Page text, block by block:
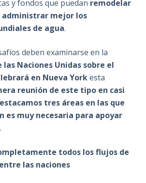
y fondos que puedan remodelar
administrar mejor los
de agua.
deben examinarse en la
las Naciones Unidas sobre el
en Nueva Yorkesta
reunión de este tipo en casi
tres áreas en las que
es muy necesaria para apoyar
.
todos los flujos de
las naciones